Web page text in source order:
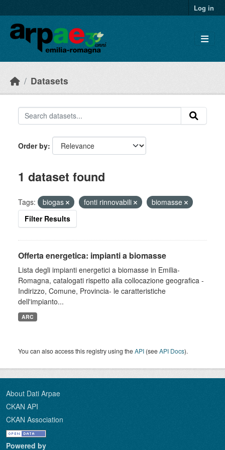
Log in
Datasets
Order by
1 dataset found
Tags: biogas fonti rinnovabili
biomasse
Filter Results
Offerta energetica: impianti a biomasse
Lista degli impianti energetici a biomasse in Emilia-
Romagna, catalogati rispetto alla collocazione geografica -
Indirizzo, Comune, Provincia- le caratteristiche
dell'impianto...
ARC
You can also access this registry using theAPI (seeAPI Docs).
About Dati Arpae
CKAN API
CKAN Association
Powered by